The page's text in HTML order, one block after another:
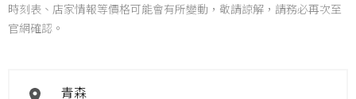
時刻表、店家情報等價格可能會有所變動，敬請諒解，請務必再次至
官網確認。
青森